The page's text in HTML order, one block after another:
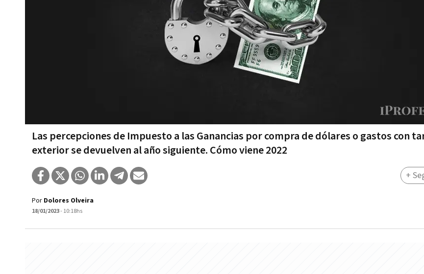
Las percepciones de Impuesto a las Ganancias por compra de dólares o gastos con
exterior se devuelven al año siguiente. Cómo viene 2022
Por Dolores Olveira
18/01/2023- 10:18hs
+